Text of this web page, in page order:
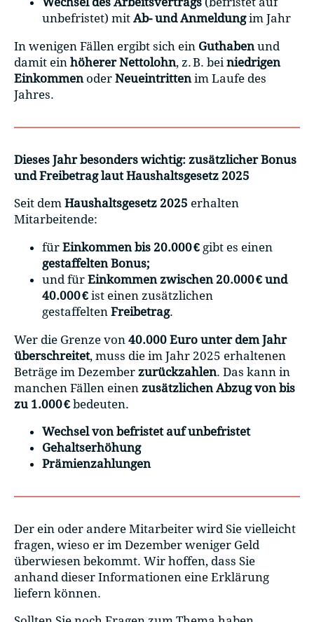
unbefristet) mit Ab- und Anmeldungim Jahr
In wenigen Fällen ergibt sich ein Guthabenund
damit ein höherer Nettolohn, z. B. beiniedrigen
Einkommen oder Neueintrittenim Laufe des
Jahres.
Dieses Jahr besonders wichtig: zusätzlicher Bonus
und Freibetrag laut Haushaltsgesetz 2025
Seit dem Haushaltsgesetz 2025 erhalten
Mitarbeitende:
für Einkommen bis 20.000 € gibt es einen
gestaffelten Bonus;
und für Einkommen zwischen 20.000 € und
40.000 € ist einen zusätzlichen
gestaffelten Freibetrag.
Wer die Grenze von 40.000 Euro unter dem Jahr
überschreitet, muss die im Jahr 2025 erhaltenen
Beträge im Dezember zurückzahlen. Das kann in
manchen Fällen einen zusätzlichen Abzug von bis
zu 1.000 € bedeuten.
Wechsel von befristet auf unbefristet
Gehaltserhöhung
Prämienzahlungen
Der ein oder andere Mitarbeiter wird Sie vielleicht
fragen, wieso er im Dezember weniger Geld
überwiesen bekommt. Wir hoffen, dass Sie
anhand dieser Informationen eine Erklärung
liefern können.